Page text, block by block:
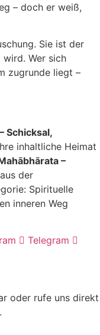
– doch er weiß,
Sie ist der
wird. Wer sich
zugrunde liegt –
Schicksal,
inhaltliche Heimat
–
aus der
Spirituelle
inneren Weg
Telegram
oder rufe uns direkt